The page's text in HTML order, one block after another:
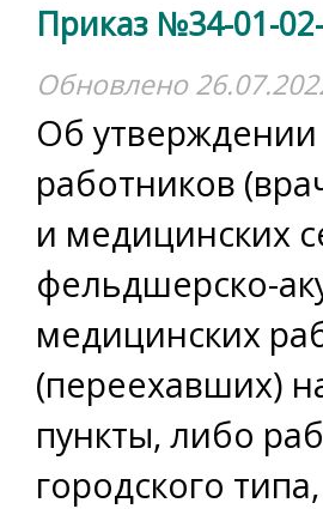
Приказ №34-01-
Обновлено
Об
работников
и медицинских
фельдшерско-
медицинских
(переехавших)
пункты, либо
городского